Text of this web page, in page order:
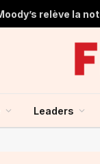
Leaders